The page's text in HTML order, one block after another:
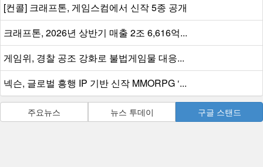
[컨콜] 크래프톤, 게임스컴에서 신작 5종 공개
크래프톤, 2026년 상반기 매출 2조 6,616억...
게임위, 경찰 공조 강화로 불법게임물 대응...
넥슨, 글로벌 흥행 IP 기반 신작 MMORPG ‘...
주요뉴스 뉴스 투데이 구글 스탠드